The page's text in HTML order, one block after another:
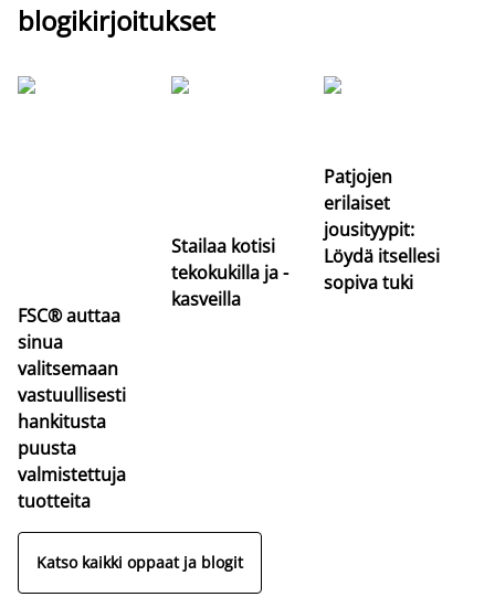
blogikirjoitukset
FSC® auttaa
sinua
valitsemaan
vastuullisesti
hankitusta
puusta
valmistettuja
tuotteita
Stailaa kotisi
tekokukilla ja -
kasveilla
Patjojen
erilaiset
jousityypit:
Löydä itsellesi
sopiva tuki
Katso kaikki oppaat ja blogit